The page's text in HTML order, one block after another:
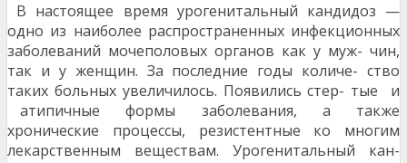
В настоящее время урогенитальный кандидоз —
одно из наиболее распространенных инфекционных
заболеваний мочеполовых органов как у муж- чин,
так и у женщин. За последние годы количе- ство
таких больных увеличилось. Появились стер- тые и
атипичные формы заболевания, а также
хронические процессы, резистентные ко многим
лекарственным веществам. Урогенитальный кан-